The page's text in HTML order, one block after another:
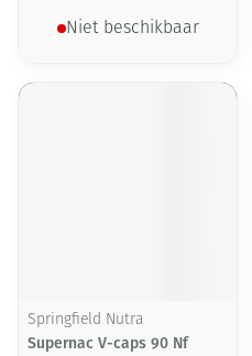
Niet beschikbaar
Springfield Nutra
Supernac V-caps 90 Nf